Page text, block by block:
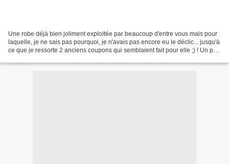
Une robe déjà bien joliment exploitée par beaucoup d'entre vous mais pour
laquelle, je ne sais pas pourquoi, je n'avais pas encore eu le déclic... jusqu'à
ce que je ressorte 2 anciens coupons qui semblaient fait pour elle ;) ! Un peu